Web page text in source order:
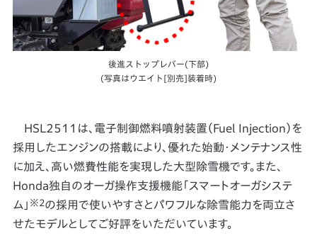
後進ストップレバー(下部)
(写真はウエイト[別売]装着時)
HSL2511は、電子制御燃料噴射装置（Fuel Injection）を
採用したエンジンの搭載により、優れた始動・メンテナンス性
に加え、高い燃費性能を実現した大型除雪機です。また、
Honda独自のオーガ操作支援機能「スマートオーガシステ
ム」 ※2の採用で使いやすさとパワフルな除雪能力を両立さ
せたモデルとしてご好評をいただいています。